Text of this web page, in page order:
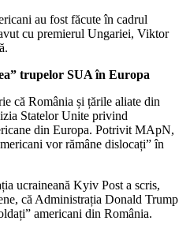
au fost făcute în cadrul
cu premierul Ungariei, Viktor
trupelor SUA în Europa
că România și țările aliate din
Statelor Unite privind
din Europa. Potrivit MApN,
vor rămâne dislocați” în
ucraineană Kyiv Post a scris,
că Administrația Donald Trump
americani din România.